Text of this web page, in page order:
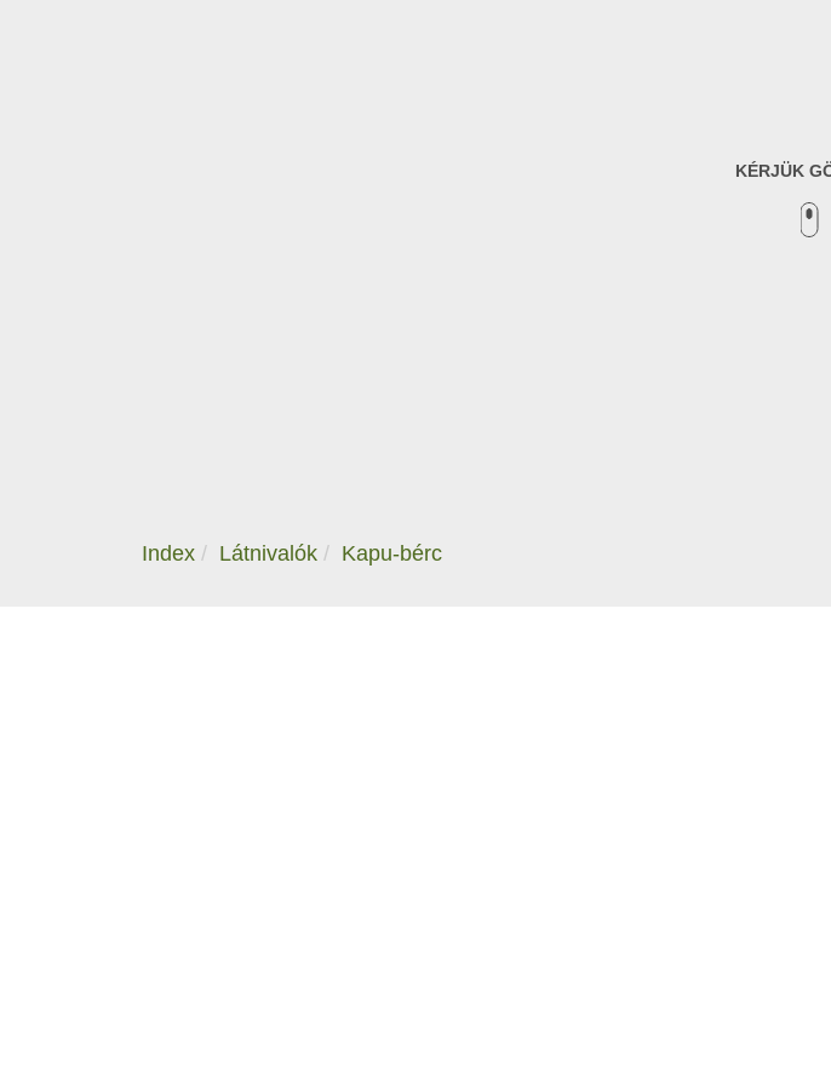
KÉRJÜK
Index Látnivalók Kapu-bérc